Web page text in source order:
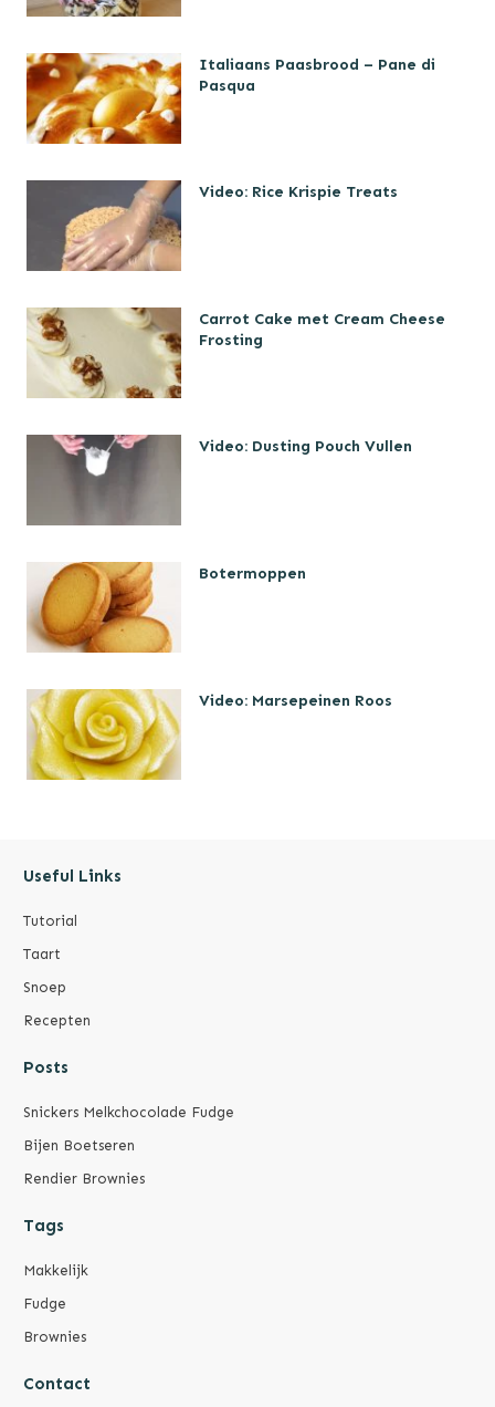
Italiaans Paasbrood – Pane di
Pasqua
Video: Rice Krispie Treats
Carrot Cake met Cream Cheese
Frosting
Video: Dusting Pouch Vullen
Botermoppen
Video: Marsepeinen Roos
Useful Links
Tutorial
Taart
Snoep
Recepten
Posts
Snickers Melkchocolade Fudge
Bijen Boetseren
Rendier Brownies
Tags
Makkelijk
Fudge
Brownies
Contact